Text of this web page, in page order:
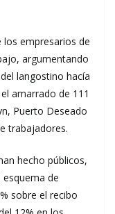
empresarios de
argumentando
langostino hacía
amarrado de 111
Puerto Deseado
trabajadores.
hecho públicos,
de
sobre el recibo